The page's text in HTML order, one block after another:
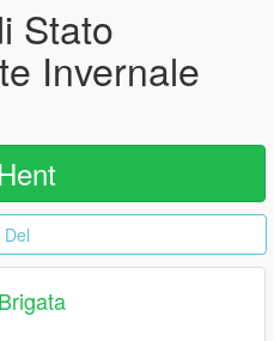
Stato
Invernale
Hent
Del